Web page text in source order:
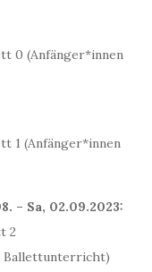
0 (Anfänger*innen
1 (Anfänger*innen
– Sa, 02.09.2023:
2
Ballettunterricht)